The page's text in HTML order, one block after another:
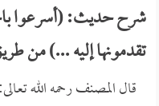
شرح حديث: (أسرعوا
تقدمونها إليه ...) من
قال المصنف رحمه الله